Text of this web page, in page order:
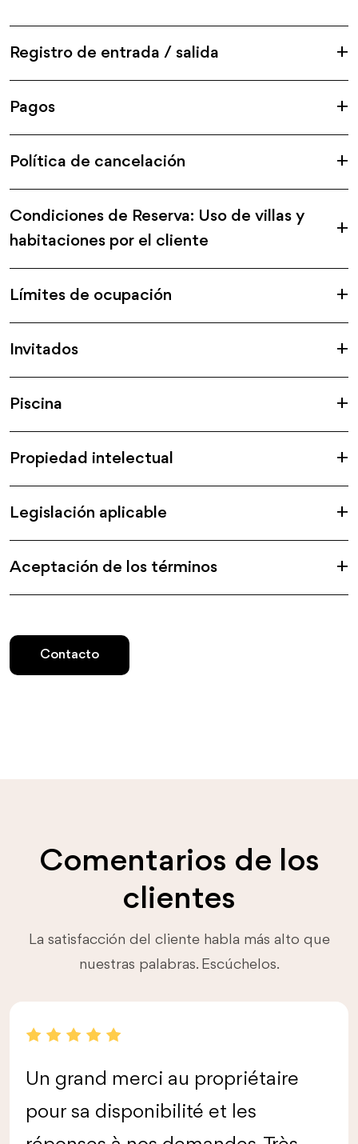
Registro de entrada / salida
Pagos
Política de cancelación
Condiciones de Reserva: Uso de villas y
habitaciones por el cliente
Límites de ocupación
Invitados
Piscina
Propiedad intelectual
Legislación aplicable
Aceptación de los términos
Contacto
Comentarios de los
clientes
La satisfacción del cliente habla más alto que
nuestras palabras. Escúchelos.
Un grand merci au propriétaire
pour sa disponibilité et les